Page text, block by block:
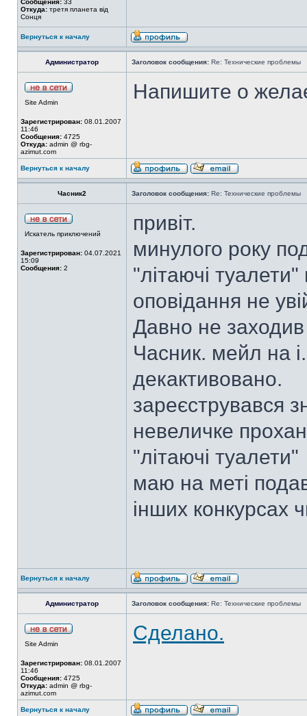
Сообщения: 33
Откуда: третя планета від
Сонця
Вернуться к началу
Администратор Заголовок сообщения: Re: Технические проблемы
Site Admin
Зарегистрирован: 08.01.2007
11:46
Сообщения: 4725
Откуда: admin @ rbg-
azimut.com
Напишите о
Вернуться к началу
Часник2 Заголовок сообщения: Re: Технические проблемы
Искатель приключений
Зарегистрирован: 04.07.2021
15:09
Сообщения: 2
привіт.
минулого року
"літаючі
оповідання не
Давно не
Часник. мейл на i.
декактивовано.
зареєструвався
невеличке
"літаючі туалети"
маю на меті
інших конкурсах
Вернуться к началу
Администратор Заголовок сообщения: Re: Технические проблемы
Site Admin
Зарегистрирован: 08.01.2007
11:46
Сообщения: 4725
Откуда: admin @ rbg-
azimut.com
Сделано.
Вернуться к началу